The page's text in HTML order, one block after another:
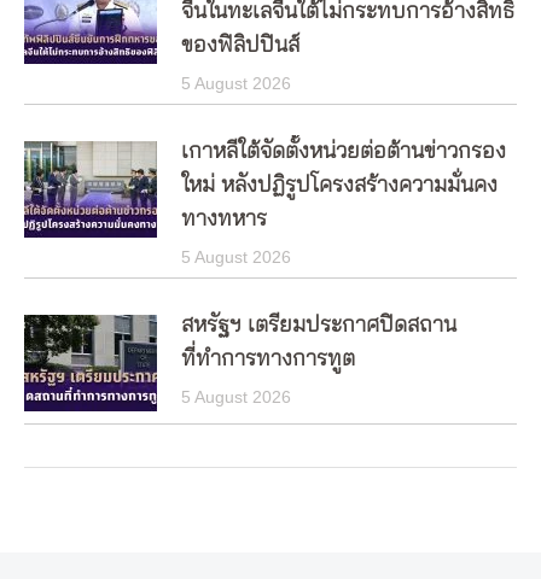
จีนในทะเลจีนใต้ไม่กระทบการอ้างสิทธิ
ของฟิลิปปินส์
5 August 2026
เกาหลีใต้จัดตั้งหน่วยต่อต้านข่าวกรอง
ใหม่ หลังปฏิรูปโครงสร้างความมั่นคง
ทางทหาร
5 August 2026
สหรัฐฯ เตรียมประกาศปิดสถาน
ที่ทำการทางการทูต
5 August 2026